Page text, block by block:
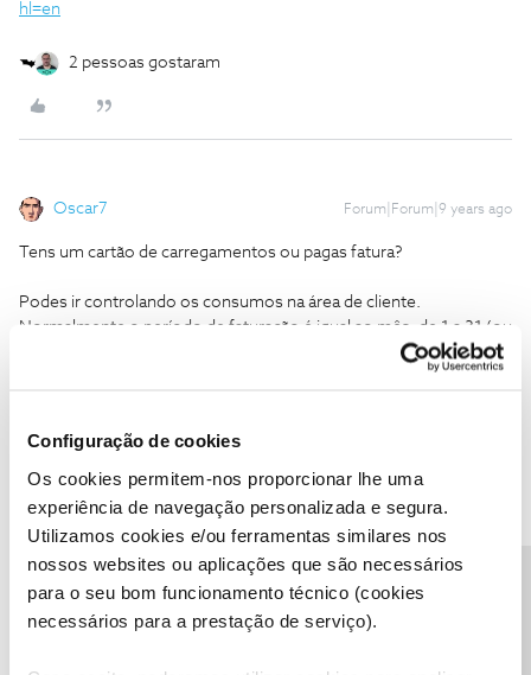
Configuração de cookies
Os cookies permitem-nos proporcionar lhe uma
experiência de navegação personalizada e segura.
Utilizamos cookies e/ou ferramentas similares nos
nossos websites ou aplicações que são necessários
para o seu bom funcionamento técnico (cookies
necessários para a prestação de serviço).
hl=en
2 pessoas gostaram
Oscar7 Forum|Forum|9 years ago
Tens um cartão de carregamentos ou pagas fatura?
Podes ir controlando os consumos na área de cliente.
Normalmente o período de faturação é igual ao mês, de 1 a 31 (ou
A Antero Simões Forum|Forum|9 years ago
Estou no estrangeiro e queria saber como ver os dados e
minutos que ainda tenho disponiveis para gastar.